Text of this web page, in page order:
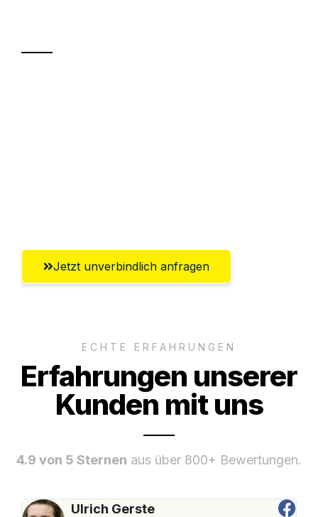
Jetzt unverbindlich anfragen
ECHTE ERFAHRUNGEN
Erfahrungen unserer
Kunden mit uns
4.9 von 5 Sternen aus über 800+ Bewertungen.
Ulrich Gerste